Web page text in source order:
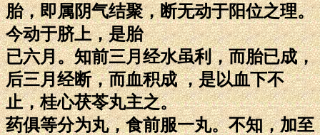
胎，即属阴气结聚，断无动于阳位之理。
今动于脐上，是胎
已六月。知前三月经水虽利，而胎已成，
后三月经断，而血积成 ，是以血下不
止，桂心茯苓丸主之。
药俱等分为丸，食前服一丸。不知，加至